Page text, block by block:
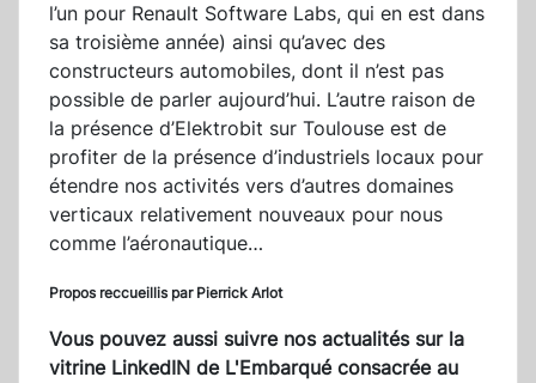
l’un pour Renault Software Labs, qui en est dans
sa troisième année) ainsi qu’avec des
constructeurs automobiles, dont il n’est pas
possible de parler aujourd’hui. L’autre raison de
la présence d’Elektrobit sur Toulouse est de
profiter de la présence d’industriels locaux pour
étendre nos activités vers d’autres domaines
verticaux relativement nouveaux pour nous
comme l’aéronautique…
Propos reccueillis par Pierrick Arlot
Vous pouvez aussi suivre nos actualités sur la
vitrine LinkedIN de L'Embarqué consacrée au